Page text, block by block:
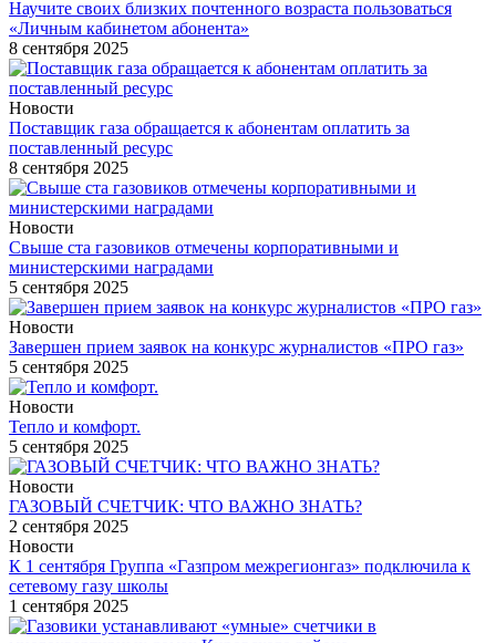
Научите своих близких почтенного возраста пользоваться
«Личным кабинетом абонента»
8 сентября 2025
Новости
Поставщик газа обращается к абонентам оплатить за
поставленный ресурс
8 сентября 2025
Новости
Свыше ста газовиков отмечены корпоративными и
министерскими наградами
5 сентября 2025
Новости
Завершен прием заявок на конкурс журналистов «ПРО газ»
5 сентября 2025
Новости
Тепло и комфорт.
5 сентября 2025
Новости
ГАЗОВЫЙ СЧЕТЧИК: ЧТО ВАЖНО ЗНАТЬ?
2 сентября 2025
Новости
К 1 сентября Группа «Газпром межрегионгаз» подключила к
сетевому газу школы
1 сентября 2025